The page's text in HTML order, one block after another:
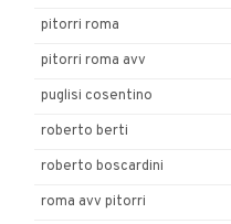
pitorri roma
pitorri roma avv
puglisi cosentino
roberto berti
roberto boscardini
roma avv pitorri